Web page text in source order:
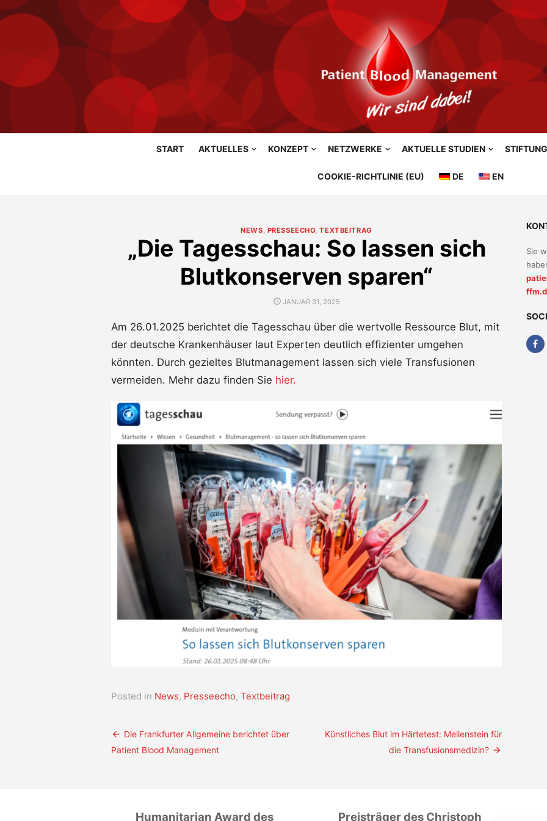
START AKTUELLES KONZEPT NETZWERKE AKTUELLE STUDIEN STIFTUNG
COOKIE-RICHTLINIE (EU) DE EN
NEWS, PRESSEECHO,TEXTBEITRAG
„Die Tagesschau: So lassen sich
Blutkonserven sparen“
POSTED
JANUAR 31, 2025
Am 26.01.2025 berichtet die Tagesschau über die wertvolle Ressource Blut, mit
der deutsche Krankenhäuser laut Experten deutlich effizienter umgehen
könnten. Durch gezieltes Blutmanagement lassen sich viele Transfusionen
vermeiden. Mehr dazu finden Sie hier.
Posted in News, Presseecho, Textbeitrag
Beitragsnavigation
Die Frankfurter Allgemeine berichtet über
Patient Blood Management
Künstliches Blut im Härtetest: Meilenstein für
die Transfusionsmedizin?
Sie
Humanitarian Award des Preisträger des Christoph